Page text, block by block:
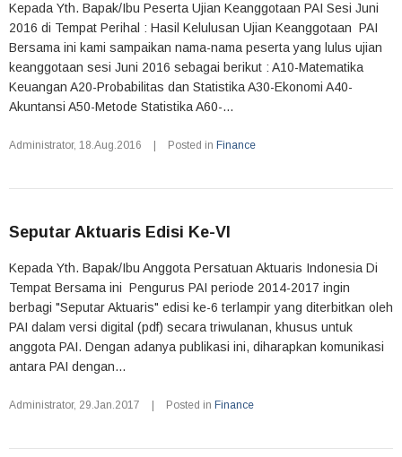
Kepada Yth. Bapak/Ibu Peserta Ujian Keanggotaan PAI Sesi Juni
2016 di Tempat Perihal : Hasil Kelulusan Ujian Keanggotaan PAI
Bersama ini kami sampaikan nama-nama peserta yang lulus ujian
keanggotaan sesi Juni 2016 sebagai berikut : A10-Matematika
Keuangan A20-Probabilitas dan Statistika A30-Ekonomi A40-
Akuntansi A50-Metode Statistika A60-...
Administrator, 18.Aug.2016 Posted in Finance
Seputar Aktuaris Edisi Ke-VI
Kepada Yth. Bapak/Ibu Anggota Persatuan Aktuaris Indonesia Di
Tempat Bersama ini Pengurus PAI periode 2014-2017 ingin
berbagi "Seputar Aktuaris" edisi ke-6 terlampir yang diterbitkan oleh
PAI dalam versi digital (pdf) secara triwulanan, khusus untuk
anggota PAI. Dengan adanya publikasi ini, diharapkan komunikasi
antara PAI dengan...
Administrator, 29.Jan.2017 Posted in Finance